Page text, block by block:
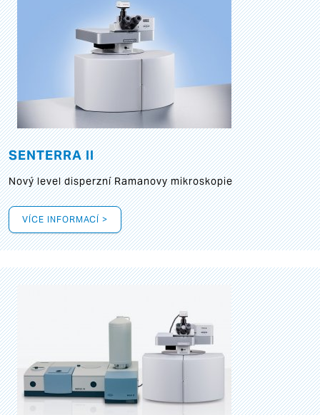
SENTERRA II
Nový level disperzní Ramanovy mikroskopie
VÍCE INFORMACÍ >